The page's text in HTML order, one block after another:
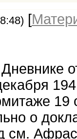
[
19
о
см.